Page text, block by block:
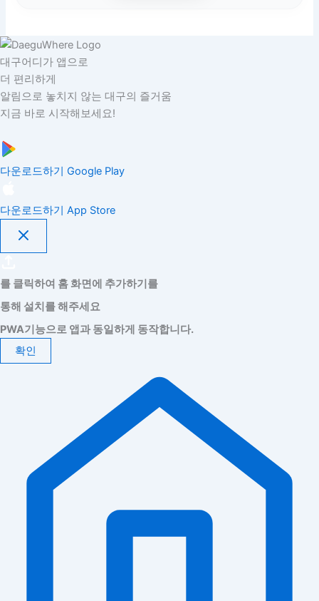
대구어디가 앱으로
더 편리하게
알림으로 놓치지 않는 대구의 즐거움
지금 바로 시작해보세요!
다운로드하기 Google Play
다운로드하기 App Store
를 클릭하여 홈 화면에 추가하기를
통해 설치를 해주세요
PWA기능으로 앱과 동일하게 동작합니다.
확인